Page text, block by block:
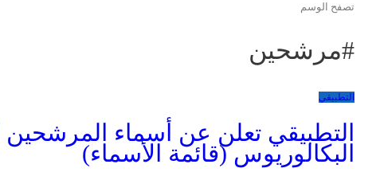
تصفح الوسم
#مرشحين
التطبيقي
التطبيقي تعلن عن أسماء
البكالوريوس (قائمة الأسماء)